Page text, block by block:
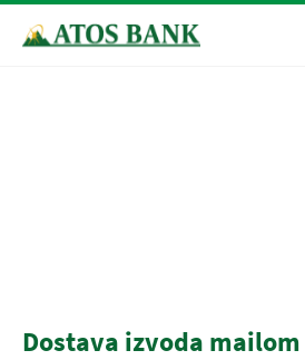
Dostava izvoda mailom